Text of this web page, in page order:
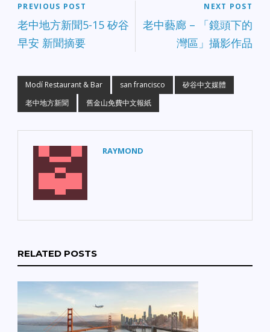
PREVIOUS POST
老中地方新聞5-15 矽谷
早安 新聞摘要
NEXT POST
老中藝廊 – 「鏡頭下的
灣區」攝影作品
Modí Restaurant & Bar san francisco
矽谷中文媒體
老中地方新聞
舊金山免費中文報紙
RAYMOND
RELATED POSTS